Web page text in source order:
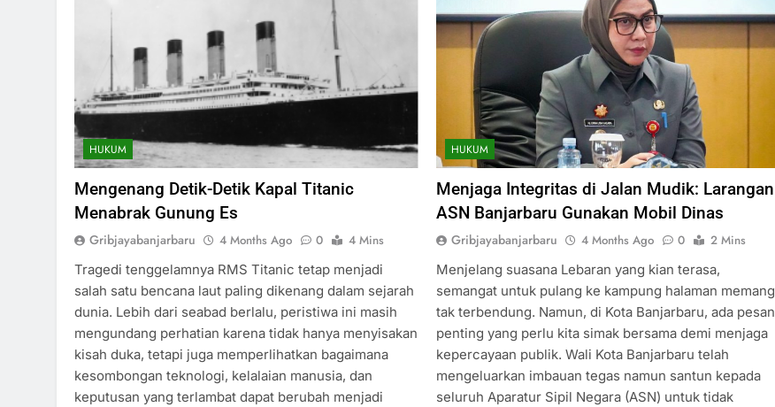
HUKUM
Mengenang Detik-Detik Kapal Titanic
Menabrak Gunung Es
Gribjayabanjarbaru 4 Months Ago 0
4 Mins
Tragedi tenggelamnya RMS Titanic tetap menjadi
salah satu bencana laut paling dikenang dalam sejarah
dunia. Lebih dari seabad berlalu, peristiwa ini masih
mengundang perhatian karena tidak hanya menyisakan
kisah duka, tetapi juga memperlihatkan bagaimana
kesombongan teknologi, kelalaian manusia, dan
keputusan yang terlambat dapat berubah menjadi
HUKUM
Menjaga Integritas di Jalan Mudik: Larangan
ASN Banjarbaru Gunakan Mobil Dinas
Gribjayabanjarbaru 4 Months Ago 0
2 Mins
Menjelang suasana Lebaran yang kian terasa,
semangat untuk pulang ke kampung halaman memang
tak terbendung. Namun, di Kota Banjarbaru, ada pesan
penting yang perlu kita simak bersama demi menjaga
kepercayaan publik. Wali Kota Banjarbaru telah
mengeluarkan imbauan tegas namun santun kepada
seluruh Aparatur Sipil Negara (ASN) untuk tidak